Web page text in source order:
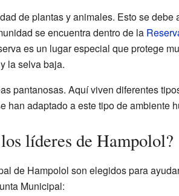
de plantas y animales. Esto se debe
se encuentra dentro de la
es un lugar especial que protege
la selva baja.
pantanosas. Aquí viven diferentes
han adaptado a este tipo de ambiente
líderes de Hampolol?
de Hampolol son elegidos para
Municipal: